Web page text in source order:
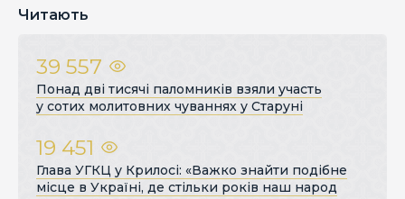
Читають
39 557
Понад дві тисячі паломників взяли участь
у сотих молитовних чуваннях у Старуні
19 451
Глава УГКЦ у Крилосі: «Важко знайти подібне
місце в Україні, де стільки років наш народ